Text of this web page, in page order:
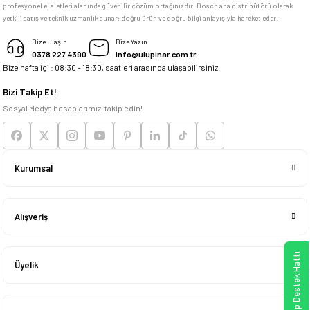
memnun kaldım
Deneyimini Paylaş
profesyonel el aletleri alanında güvenilir çözüm ortağınızdır. Bosch ana distribütörü olarak
yetkili satış ve teknik uzmanlık sunar; doğru ürün ve doğru bilgi anlayışıyla hareket eder.
Bize Ulaşın
0378 227 4390
Bize Yazın
info@ulupinar.com.tr
Bize hafta içi : 08:30 - 18:30, saatleri arasında ulaşabilirsiniz.
Bizi Takip Et!
Sosyal Medya hesaplarımızı takip edin!
Kurumsal
Alışveriş
Üyelik